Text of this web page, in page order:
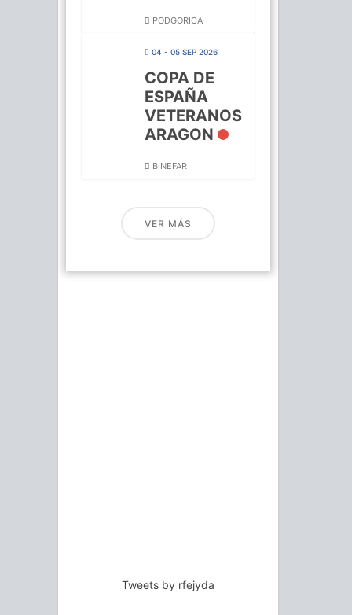
PODGORICA
04 - 05 SEP 2026
COPA DE
ESPAÑA
VETERANOS
ARAGON
BINEFAR
VER MÁS
Tweets by rfejyda